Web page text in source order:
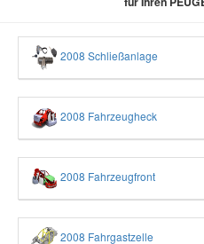
2008 Schließanlage
2008 Fahrzeugheck
2008 Fahrzeugfront
2008 Fahrgastzelle